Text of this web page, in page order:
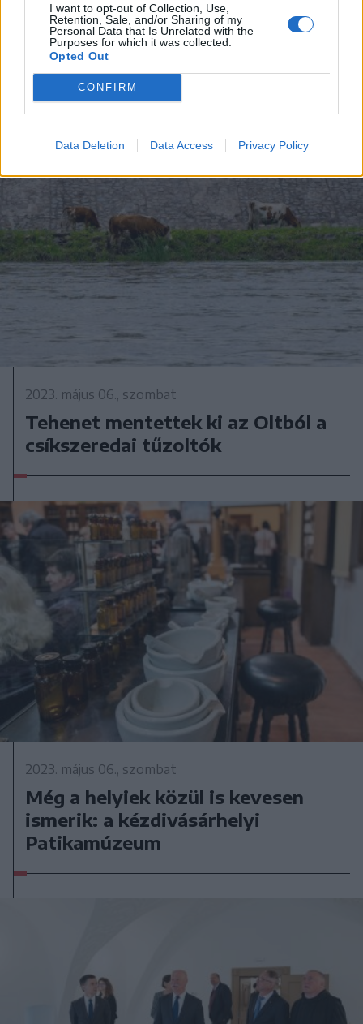
I want to opt-out of Collection, Use,
Retention, Sale, and/or Sharing of my
Personal Data that Is Unrelated with the
Purposes for which it was collected.
Opted Out
CONFIRM
Data Deletion Data Access Privacy Policy
Büntetésből nincs edzés? Hallani
sem akarnak róla, inkább
beviszik a sportot a matekórára
2023. május 06., szombat
Tehenet mentettek ki az Oltból a
csíkszeredai tűzoltók
2023. május 06., szombat
Még a helyiek közül is kevesen
ismerik: a kézdivásárhelyi
Patikamúzeum